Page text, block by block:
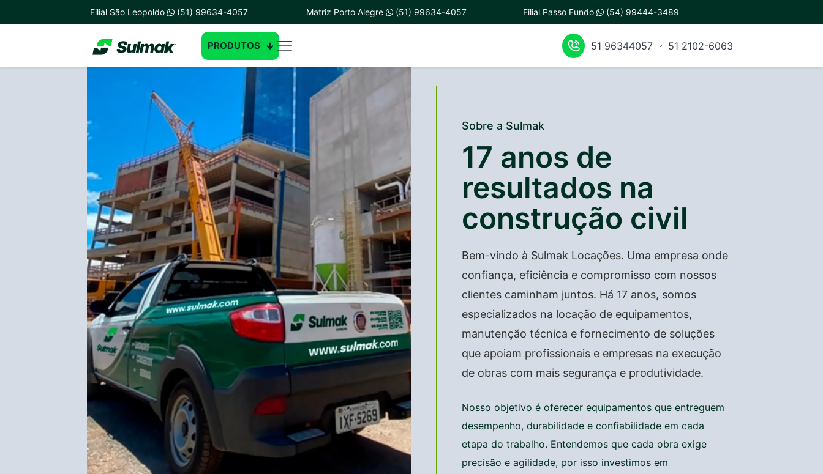
Filial São Leopoldo (51) 99634-4057 Matriz Porto Alegre (51) 99634-4057 Filial Passo Fundo (54) 99444-3489
PRODUTOS 51 96344057 51 2102-6063
Sobre a Sulmak
17 anos de
resultados na
construção civil
Bem-vindo à Sulmak Locações. Uma empresa onde
confiança, eficiência e compromisso com nossos
clientes caminham juntos. Há 17 anos, somos
especializados na locação de equipamentos,
manutenção técnica e fornecimento de soluções
que apoiam profissionais e empresas na execução
de obras com mais segurança e produtividade.
Nosso objetivo é oferecer equipamentos que entreguem
desempenho, durabilidade e confiabilidade em cada
etapa do trabalho. Entendemos que cada obra exige
precisão e agilidade, por isso investimos em